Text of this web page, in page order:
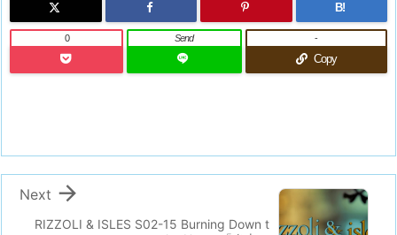
B!
0 Send
Copy
-
RIZZOLI & ISLES S02-15 Burning Down t

Next